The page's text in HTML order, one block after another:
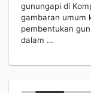
gunungapi di
gambaran umum
pembentukan
dalam …